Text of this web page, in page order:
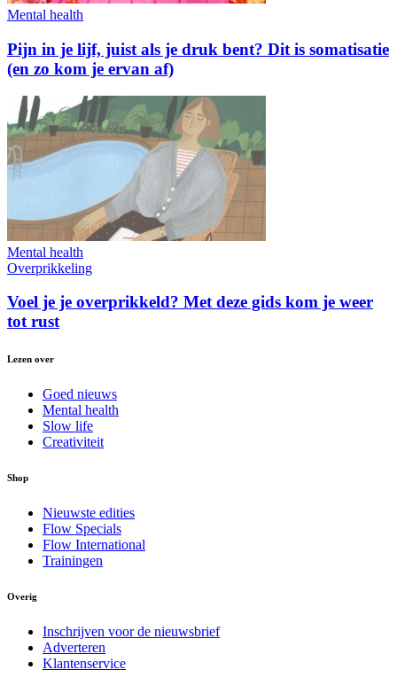
Mental health
Pijn in je lijf, juist als je druk bent? Dit is somatisatie
(en zo kom je ervan af)
Mental health
Overprikkeling
Voel je je overprikkeld? Met deze gids kom je weer
tot rust
Lezen over
Goed nieuws
Mental health
Slow life
Creativiteit
Shop
Nieuwste edities
Flow Specials
Flow International
Trainingen
Overig
Inschrijven voor de nieuwsbrief
Adverteren
Klantenservice